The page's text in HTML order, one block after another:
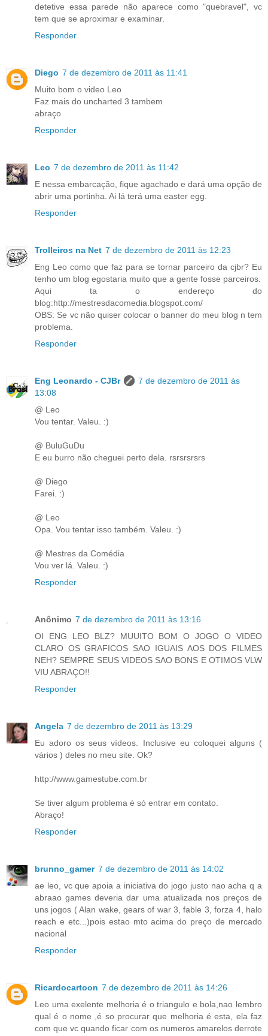
detetive essa parede não aparece como "quebravel", vc
tem que se aproximar e examinar.
Responder
Diego 7 de dezembro de 2011 às 11:41
Muito bom o video Leo
Faz mais do uncharted 3 tambem
abraço
Responder
Leo 7 de dezembro de 2011 às 11:42
E nessa embarcação, fique agachado e dará uma opção de
abrir uma portinha. Ai lá terá uma easter egg.
Responder
Trolleiros na Net 7 de dezembro de 2011 às 12:23
Eng Leo como que faz para se tornar parceiro da cjbr? Eu
tenho um blog egostaria muito que a gente fosse parceiros.
Aqui ta o endereço do
blog:http://mestresdacomedia.blogspot.com/
OBS: Se vc não quiser colocar o banner do meu blog n tem
problema.
Responder
Eng Leonardo - CJBr
7 de dezembro de 2011 às
13:08
@ Leo
Vou tentar. Valeu. :)
@ BuluGuDu
E eu burro não cheguei perto dela. rsrsrsrsrs
@ Diego
Farei. :)
@ Leo
Opa. Vou tentar isso também. Valeu. :)
@ Mestres da Comédia
Vou ver lá. Valeu. :)
Responder
Anônimo 7 de dezembro de 2011 às 13:16
OI ENG LEO BLZ? MUUITO BOM O JOGO O VIDEO
CLARO OS GRAFICOS SAO IGUAIS AOS DOS FILMES
NEH? SEMPRE SEUS VIDEOS SAO BONS E OTIMOS VLW
VIU ABRAÇO!!
Responder
Angela 7 de dezembro de 2011 às 13:29
Eu adoro os seus vídeos. Inclusive eu coloquei alguns (
vários ) deles no meu site. Ok?
http://www.gamestube.com.br
Se tiver algum problema é só entrar em contato.
Abraço!
Responder
brunno_gamer 7 de dezembro de 2011 às 14:02
ae leo, vc que apoia a iniciativa do jogo justo nao acha q a
abraao games deveria dar uma atualizada nos preços de
uns jogos ( Alan wake, gears of war 3, fable 3, forza 4, halo
reach e etc...)pois estao mto acima do preço de mercado
nacional
Responder
Ricardocartoon 7 de dezembro de 2011 às 14:26
Leo uma exelente melhoria é o triangulo e bola,nao lembro
qual é o nome ,é so procurar que melhoria é esta, ela faz
com que vc quando ficar com os numeros amarelos derrote